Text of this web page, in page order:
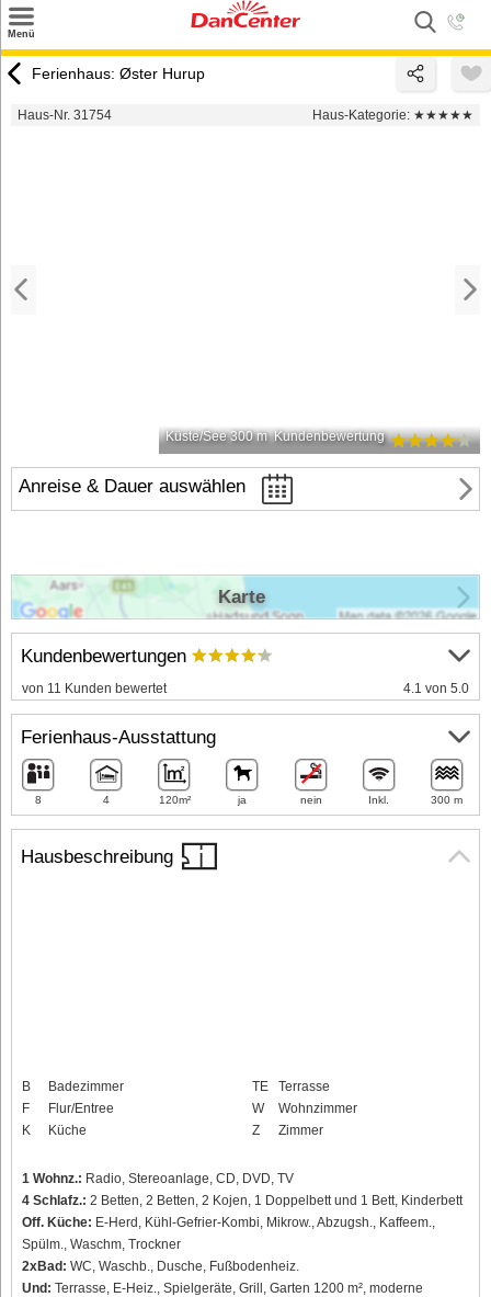
Menü
Urlaubsziele
Ferienhaus: Øster Hurup
Haus-Nr. 31754 Haus-Kategorie: ★★★★★
Küste/See 300 m Kundenbewertung
Anreise & Dauer auswählen
Hausbeschreibung
B
Badezimmer
F
Flur/Entree
K
Küche
TE
Terrasse
W
Wohnzimmer
Z
Zimmer
1 Wohnz.: Radio, Stereoanlage, CD, DVD, TV
4 Schlafz.: 2 Betten, 2 Betten, 2 Kojen, 1 Doppelbett und 1 Bett, Kinderbett
Off. Küche: E-Herd, Kühl-Gefrier-Kombi, Mikrow., Abzugsh., Kaffeem.,
Spülm., Waschm, Trockner
2xBad: WC, Waschb., Dusche, Fußbodenheiz.
Und: Terrasse, E-Heiz., Spielgeräte, Grill, Garten 1200 m², moderne
Kundenbewertungen
von 11 Kunden bewertet 4.1 von 5.0
Ferienhaus-Ausstattung
8 4 120m² ja nein Inkl. 300 m
Karte